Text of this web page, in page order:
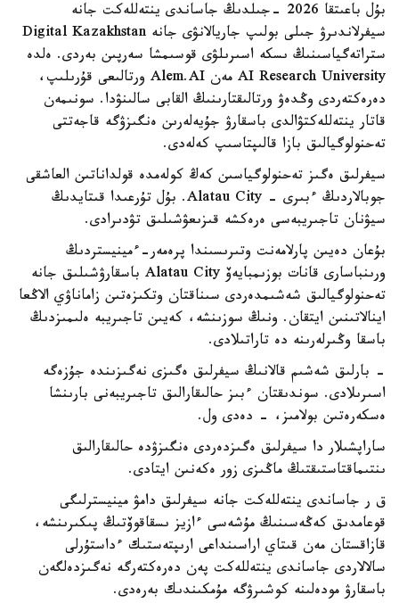
بۇل باعىتقا 2026 -جىلدىڭ جاساندى ينتەللەكت جانە
سيفرلاندىرۋ جىلى بولىپ جاريالانۋى جانە Digital Kazakhstan
ستراتەگياسىنىڭ ىسكە اسىرىلۋى قوسىمشا سەرپىن بەردى. ەلدە
AI Research University مەن Alem.AI ورتالىعى قۇرىلىپ،
دەرەكتەردى وڭدەۋ ورتالىقتارىنىڭ القابى سالىنۋدا. سونىمەن
قاتار ينتەللەكتۋالدى باسقارۋ جۇيەلەرىن ەنگىزۋگە قاجەتتى
تەحنولوگيالىق بازا قالىپتاسىپ كەلەدى.
سيفرلىق ەگىز تەحنولوگياسىن كەڭ كولەمدە قولداناتىن العاشقى
جوبالاردىڭ ءبىرى - Alatau City. بۇل تۇرعىدا قىتايدىڭ
سيۋنان تاجىريبەسى ەرەكشە قىزىعۋشىلىق تۋدىرادى.
بۇعان دەيىن پارلامەنت وتىرىسىندا پرەمەر-ءمينيستردىڭ
ورىنباسارى قانات بوزىمبايەۆ Alatau City باسقارۋشىلىق جانە
تەحنولوگيالىق شەشىمدەردى سىناقتان وتكىزەتىن زاماناۋي الاڭعا
اينالاتىنىن ايتقان. ونىڭ سوزىنشە، كەيىن تاجىريبە ەلىمىزدىڭ
باسقا وڭىرلەرىنە دە تاراتىلادى.
- بارلىق شەشىم قالانىڭ سيفرلىق ەگىزى نەگىزىندە جۇزەگە
اسىرىلادى. سوندىقتان ءبىز حالىقارالىق تاجىريبەنى بارىنشا
ەسكەرەتىن بولامىز، - دەدى ول.
ساراپشىلار دا سيفرلىق ەگىزدەردى ەنگىزۋدە حالىقارالىق
ىنتىماقتاستىقتىڭ ماڭىزى زور ەكەنىن ايتادى.
ق ر جاساندى ينتەللەكت جانە سيفرلىق دامۋ مينيسترلىگى
قوعامدىق كەڭەسىنىڭ مۇشەسى ءازيز ىسقاقوۆتىڭ پىكىرىنشە،
قازاقستان مەن قىتاي اراسىنداعى ارىپتەستىك ءداستۇرلى
سالالاردى جاساندى ينتەللەكت پەن دەرەكتەرگە نەگىزدەلگەن
باسقارۋ مودەلىنە كوشىرۋگە مۇمكىندىك بەرەدى.